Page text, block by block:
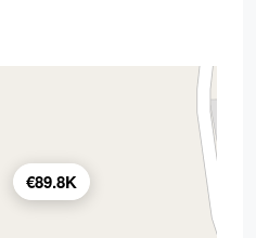
€89.8K